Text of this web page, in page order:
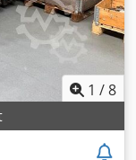
1 /8